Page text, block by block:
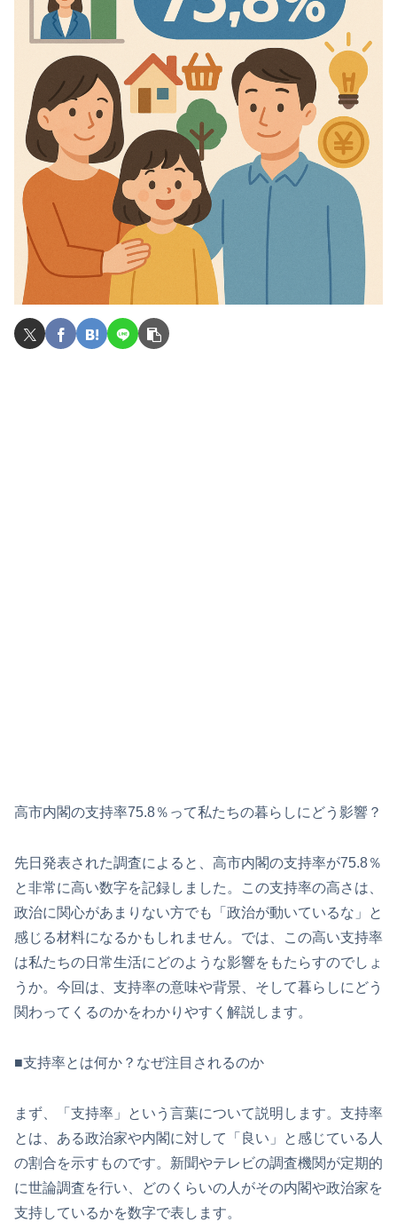
高市内閣の支持率75.8％って私たちの暮らしにどう影響？
先日発表された調査によると、高市内閣の支持率が75.8％
と非常に高い数字を記録しました。この支持率の高さは、
政治に関心があまりない方でも「政治が動いているな」と
感じる材料になるかもしれません。では、この高い支持率
は私たちの日常生活にどのような影響をもたらすのでしょ
うか。今回は、支持率の意味や背景、そして暮らしにどう
関わってくるのかをわかりやすく解説します。
■支持率とは何か？なぜ注目されるのか
まず、「支持率」という言葉について説明します。支持率
とは、ある政治家や内閣に対して「良い」と感じている人
の割合を示すものです。新聞やテレビの調査機関が定期的
に世論調査を行い、どのくらいの人がその内閣や政治家を
支持しているかを数字で表します。